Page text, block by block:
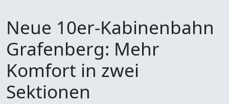
Neue 10er-Kabinenbahn
Grafenberg: Mehr
Komfort in zwei
Sektionen